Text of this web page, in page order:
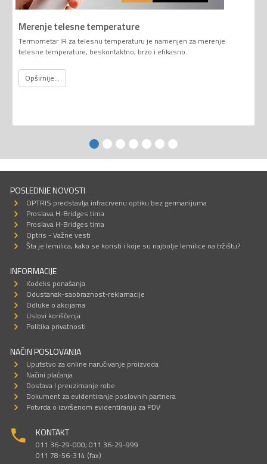
Merenje telesne temperature
Termometar IR za telesnu temperaturu je namenjen za merenje
telesne temperature, beskontaktno, brzo i efikasno.
Opširnije...
POSLEDNJE NOVOSTI
OPTRIS predstavlja infracrvenu optiku bez germanijuma
Proslava H-Bridges tima
Proslava H-Bridges tima
Optris - Važne vesti
Šta je lemilica, kako se koristi i koje su najbolje lemilice na tržištu?
INFORMACIJE
Kodeks ponašanja
Odustanak-saobraznost-reklamacije
Odluke o akcijama
Uslovi korišćenja
Politika privatnosti
NAČIN POSLOVANJA
Uputstvo za online naručivanje proizvoda
Načini plaćanja
Dostava I preuzimanje robe
Dokument za evidentiranje poslovnih partnera
Potvrda o izvršenom evidentiranju za PDV
KONTAKT
011 36-29-000; 011 36-29-999
011 78-56-314 (fax)